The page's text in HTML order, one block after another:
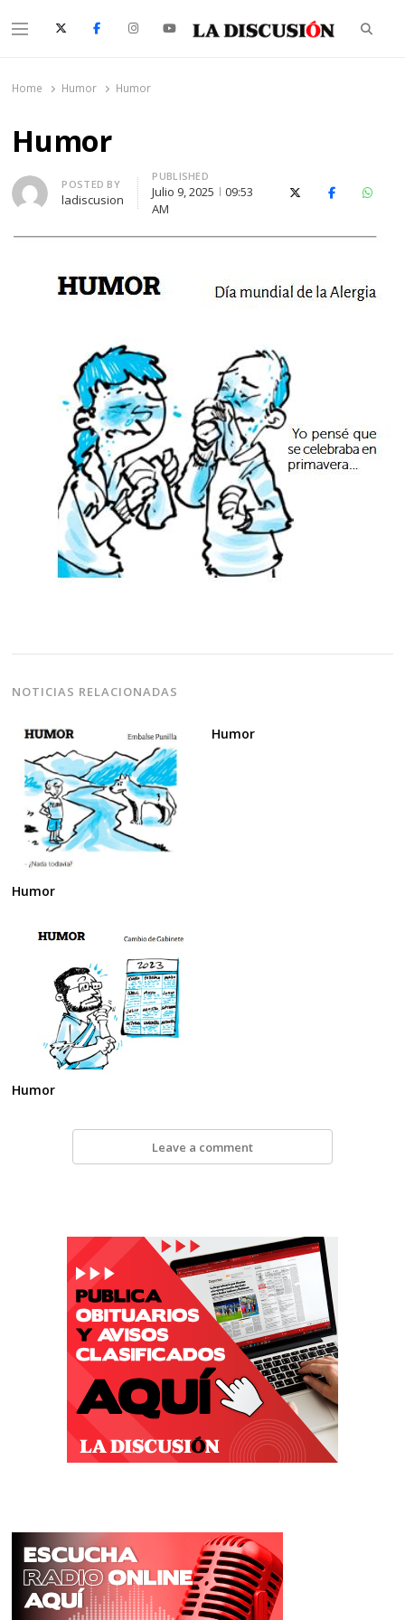
Menu
Home Humor Humor
Humor
Author
POSTED BY
ladiscusion
PUBLISHED
Julio 9, 2025
09:53
AM
X (Twitter)Facebook
NOTICIAS RELACIONADAS
Humor
Humor
Humor
Leave a comment
Navegación
entradas